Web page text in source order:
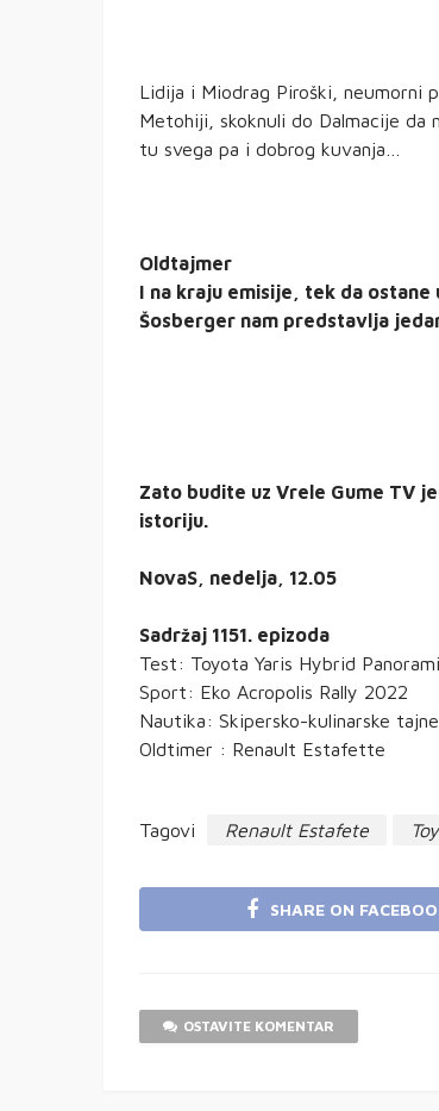
Lidija i Miodrag Piroški, neumorni
Metohiji, skoknuli do Dalmacije da
tu svega pa i dobrog kuvanja…
Oldtajmer
I na kraju emisije, tek da
Šosberger nam predstavlja
Zato budite uz Vrele Gume TV
istoriju.
NovaS, nedelja, 12.05
Sadržaj 1151. epizoda
Test: Toyota Yaris Hybrid
Sport: Eko Acropolis Rally 2022
Nautika: Skipersko-kulinarske tajne
Oldtimer : Renault Estafette
Tagovi Renault Estafete
SHARE ON
OSTAVITE KOMENTAR